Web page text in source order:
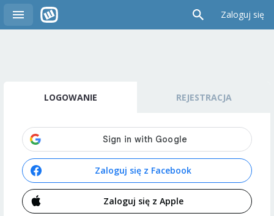
Zaloguj się
LOGOWANIE REJESTRACJA
Zaloguj się z Facebook
Zaloguj się z Apple